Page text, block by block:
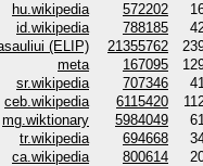
hu.wikipedia 572202
id.wikipedia 788185
(ELIP) 21355762
meta 167095
sr.wikipedia 707346
ceb.wikipedia 6115420
mg.wiktionary 5984049
tr.wikipedia 694668
ca.wikipedia 800614